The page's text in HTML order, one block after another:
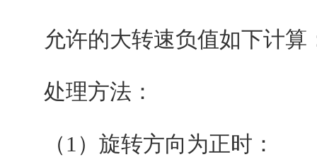
允许的大转速负值如下计算：
处理方法：
（1）旋转方向为正时：